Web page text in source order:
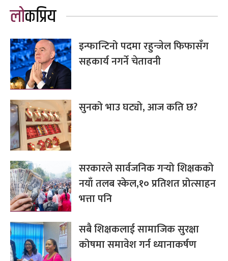
लोकप्रिय
इन्फान्टिनो पदमा रहुन्जेल फिफासँग
सहकार्य नगर्ने चेतावनी
सुनको भाउ घट्यो, आज कति छ?
सरकारले सार्वजनिक गर्‍यो शिक्षकको
नयाँ तलब स्केल,१० प्रतिशत प्रोत्साहन
भत्ता पनि
सबै शिक्षकलाई सामाजिक सुरक्षा
कोषमा समावेश गर्न ध्यानाकर्षण